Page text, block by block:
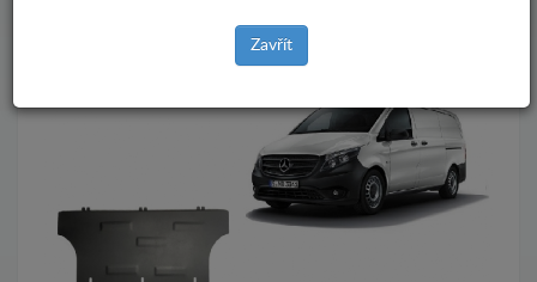
Zpět na produkty
Zavřít